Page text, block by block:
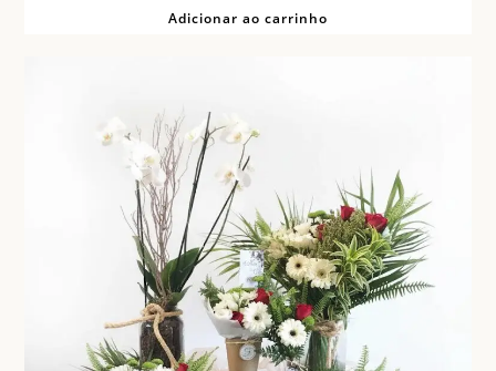
Adicionar ao carrinho